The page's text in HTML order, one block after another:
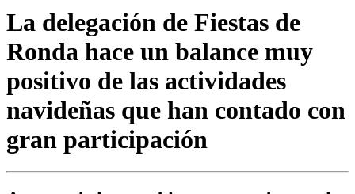
La delegación de Fiestas de
Ronda hace un balance muy
positivo de las actividades
navideñas que han contado con
gran participación